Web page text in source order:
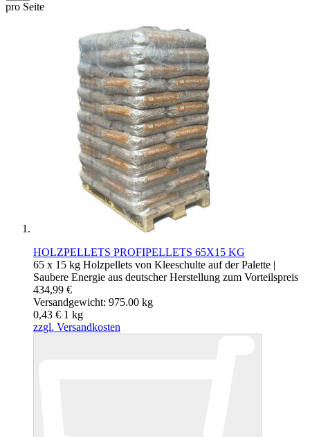
pro Seite
HOLZPELLETS PROFIPELLETS 65X15 KG
65 x 15 kg Holzpellets von Kleeschulte auf der Palette |
Saubere Energie aus deutscher Herstellung zum Vorteilspreis
434,99 €
Versandgewicht: 975.00 kg
0,43 € 1 kg
zzgl. Versandkosten